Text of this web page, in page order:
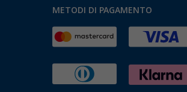
METODI DI PAGAMENTO